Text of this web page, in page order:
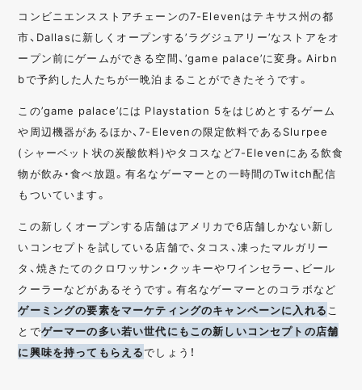
コンビニエンスストアチェーンの7-Elevenはテキサス州の都
市、Dallasに新しくオープンする’ラグジュアリー’なストアをオ
ープン前にゲームができる空間、’game palace’に変身。Airbn
bで予約した人たちが一晩泊まることができたそうです。
この’game palace’には Playstation 5をはじめとするゲーム
や周辺機器があるほか、7-Elevenの限定飲料であるSlurpee
(シャーベット状の炭酸飲料)やタコスなど7-Elevenにある飲食
物が飲み・食べ放題。有名なゲーマーとの一時間のTwitch配信
もついています。
この新しくオープンする店舗はアメリカで6店舗しかない新し
いコンセプトを試している店舗で、タコス、凍ったマルガリー
タ、焼きたてのクロワッサン・クッキーやワインセラー、ビール
クーラーなどがあるそうです。有名なゲーマーとのコラボなど
ゲーミングの要素をマーケティングのキャンペーンに入れる こ
とでゲーマーの多い若い世代にもこの新しいコンセプトの店舗
に興味を持ってもらえるでしょう！